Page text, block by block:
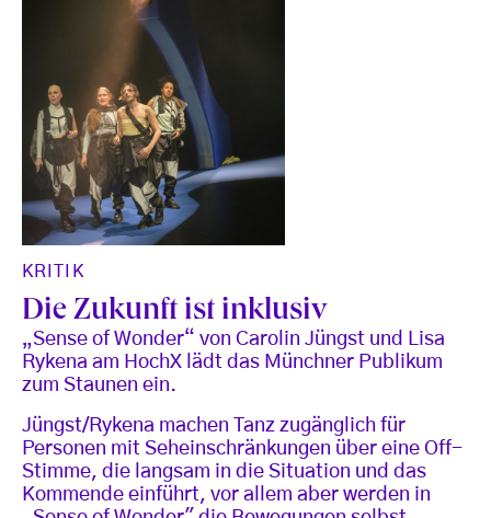
KRITIK
Die Zukunft ist inklusiv
„Sense of Wonder“ von Carolin Jüngst und Lisa
Rykena am HochX lädt das Münchner Publikum
zum Staunen ein.
Jüngst/Rykena machen Tanz zugänglich für
Personen mit Seheinschränkungen über eine Off-
Stimme, die langsam in die Situation und das
Kommende einführt, vor allem aber werden in